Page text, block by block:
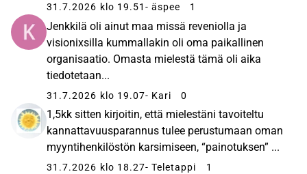
31.7.2026 klo 19.51 - äspee 1
Jenkkilä oli ainut maa missä reveniolla ja
visionixsilla kummallakin oli oma paikallinen
organisaatio. Omasta mielestä tämä oli aika
tiedotetaan...
31.7.2026 klo 19.07- Kari 0
1,5kk sitten kirjoitin, että mielestäni tavoiteltu
kannattavuusparannus tulee perustumaan oman
myyntihenkilöstön karsimiseen, “painotuksen” ...
31.7.2026 klo 18.27- Teletappi 1